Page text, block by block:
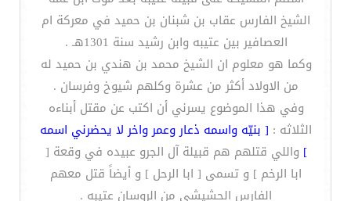
الشيخ الفارس عقاب بن شبنان بن حميد في معركة ام
العصافير بين عتيبه وابن رشيد سنة 1301هـ .
وكما هو معلوم ان الشيخ محمد بن هندي بن حميد له
من الاولاد أكثر من عشرة وكلهم شيوخ وفرسان .
وفي هذا الموضوع يسرني أن اكتب عن مقتل أبناءه
الثلاثه : [ بنيّه واسمه ذعار وعمر واخر لا يحضرني اسمه
] واللي قتلهم هم قبيلة آل الجرو عبيده في وقعة [
ابا الرخم ] و تسمى [ ابا الرحل ] و أيضاً قتل معهم
الفارس الحشيشي من الروسان عتيبه .